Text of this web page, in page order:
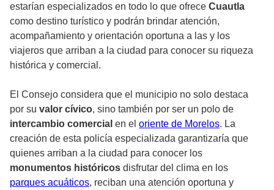
estarían especializados en todo lo que ofrece Cuautla
como destino turístico y podrán brindar atención,
acompañamiento y orientación oportuna a las y los
viajeros que arriban a la ciudad para conocer su riqueza
histórica y comercial.
El Consejo considera que el municipio no solo destaca
por su valor cívico, sino también por ser un polo de
intercambio comercial en el oriente de Morelos. La
creación de esta policía especializada garantizaría que
quienes arriban a la ciudad para conocer los
monumentos históricos disfrutar del clima en los
parques acuáticos, reciban una atención oportuna y